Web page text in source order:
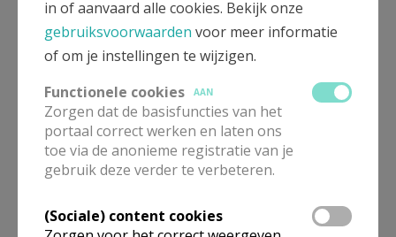
in of aanvaard alle cookies. Bekijk onze
gebruiksvoorwaarden voor meer informatie
of om je instellingen te wijzigen.
Functionele cookies
AAN
Zorgen dat de basisfuncties van het
portaal correct werken en laten ons
toe via de anonieme registratie van je
gebruik deze verder te verbeteren.
(Sociale) content cookies